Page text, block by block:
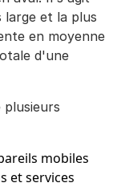
large et la plus
en moyenne
d'une
plusieurs
mobiles
et services